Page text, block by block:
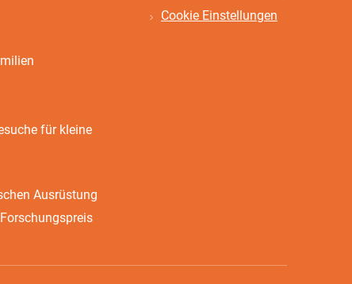
für kleine
Ausrüstung
Cookie Einstellungen